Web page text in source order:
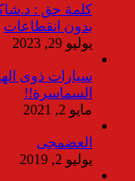
بدون انقطاعات
يوليو 29, 2023
سيارات ذوى
السماسرة!!
مايو 2, 2021
العضمجى
يوليو 2, 2019